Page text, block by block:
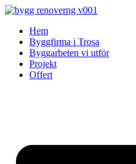
Skip
contentHem
Byggfirma i Trosa
Byggarbeten vi utför
Projekt
Offert